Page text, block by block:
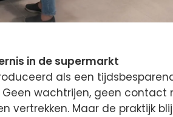
in de supermarkt
als een
wachtrijen, geen contact
vertrekken. Maar de praktijk